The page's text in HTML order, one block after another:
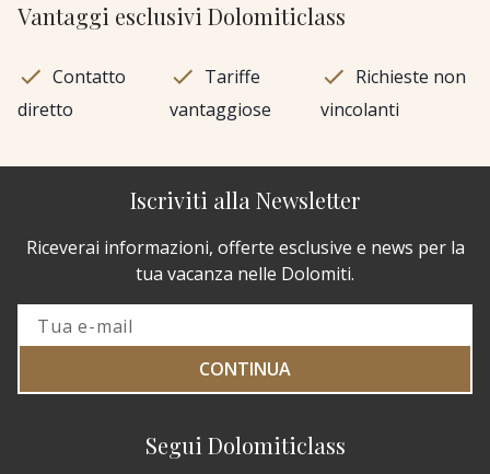
Vantaggi esclusivi Dolomiticlass
Contatto
diretto
Tariffe
vantaggiose
Richieste non
vincolanti
Segui Dolomiticlass
Iscriviti alla Newsletter
Riceverai informazioni, offerte esclusive e news per la
tua vacanza nelle Dolomiti.
CONTINUA